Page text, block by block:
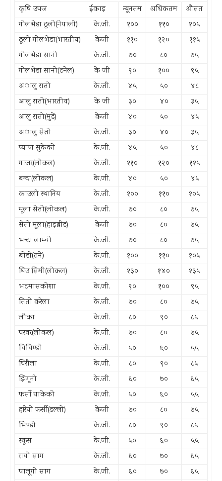
कृषि उपज
ईकाइ न्यूनतम अधिकतम
औसत
गोलभेडा ठूलो(नेपाली)
के.जी. १०० ११०
१०५
ठूलो गोलभेडा(भारतीय)
केजी ११० १२०
११५
गोलभेडा सानो
के.जी. ७० ८०
७५
गोलभेडा सानो(टनेल)
के जी ९० १००
९५
अालु रातो
के.जी. ४५ ५०
४८
आलु रातो(भारतीय)
के जी ३० ४०
३५
आलु रातो(मुडे)
केजी ४० ५०
४५
अालु सेतो
के.जी. ३० ४०
३५
प्याज सुकेको
के.जी. ४५ ५०
४८
गाजर(लोकल)
के.जी. ११० १२०
११५
बन्दा(लोकल)
के.जी. ४० ५०
४५
काउली स्थानिय
के.जी. १०० ११०
१०५
मूला सेतो(लोकल)
के.जी. ७० ८०
७५
सेतो मूला(हाइब्रीड)
केजी ७० ८०
७५
भन्टा लाम्चो
के.जी. ७० ८०
७५
बोडी(तने)
के.जी. १०० ११०
१०५
घिउ सिमी(लोकल)
के.जी. १३० १४०
१३५
भटमासकोशा
के.जी. ९० १००
९५
तितो करेला
के.जी. ७० ८०
७५
लौका
के.जी. ८० ९०
८५
परवर(लोकल)
के.जी. ७० ८०
७५
चिचिण्डो
के.जी. ५० ६०
५५
घिरौला
के.जी. ८० ९०
८५
झिगूनी
के.जी. ६० ७०
६५
फर्सी पाकेको
के.जी. ५० ६०
५५
हरियो फर्सी(डल्लो)
केजी ७० ८०
७५
भिण्डी
के.जी. ८० ९०
८५
स्कूस
के.जी. ५० ६०
५५
रायो साग
के.जी. ६० ७०
६५
पालूगो साग
के.जी. ६० ७०
६५